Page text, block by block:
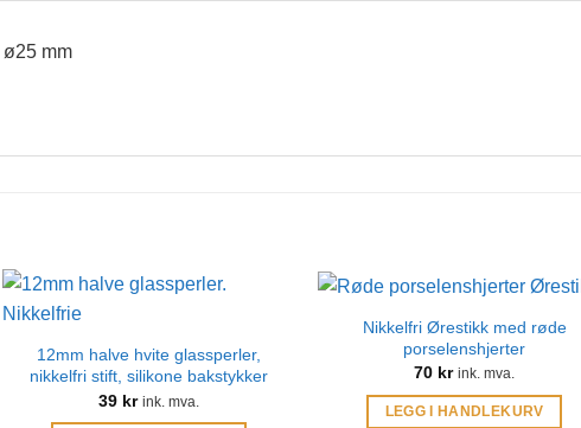
12mm halve hvite glassperler,
nikkelfri stift, silikone bakstykker
39 kr ink. mva.
Nikkelfri Ørestikk med røde
porselenshjerter
70 kr ink. mva.
LEGG I HANDLEKURV